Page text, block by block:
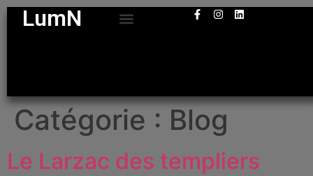
LumN
Catégorie : Blog
Le Larzac des templiers